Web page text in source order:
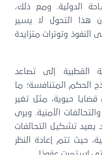
الدولية. ومع ذلك،
هذا التحول لا يسير
النفوذ وتوترات متزايدة
القطبية إلى تصاعد
الحكم المتنافسة؛ ما
حيوية، مثل تغير
الأمنية. ويرى
يعيد تشكيل التحالفات
حيث تتم إعادة النظر